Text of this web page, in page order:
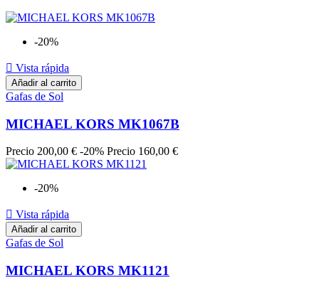
-20%
 Vista rápida
Añadir al carrito
Gafas de Sol
MICHAEL KORS MK1067B
Precio 200,00 € -20% Precio 160,00 €
-20%
 Vista rápida
Añadir al carrito
Gafas de Sol
MICHAEL KORS MK1121